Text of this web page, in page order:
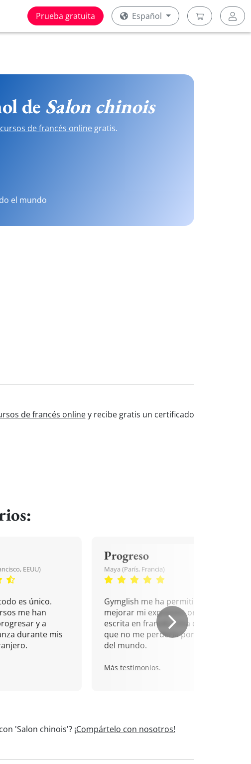
Prueba gratuita Español
de Salon chinois
cursos de francés online gratis.
el mundo
de francés onliney recibe gratis un certificado
EEUU)
es único.
me han
y a
durante mis
Progreso
Maya (París, Francia)
Gymglish me ha permitido
mejorar mi expresión oral y
escrita en francés. Una cita
que no me perdería por nada
del mundo.
Más testimonios.
'Salon chinois'? ¡Compártelo con nosotros!